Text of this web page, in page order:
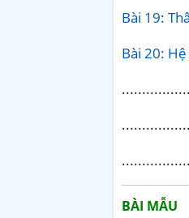
Bài 19:
Bài 20:
BÀI MẪU